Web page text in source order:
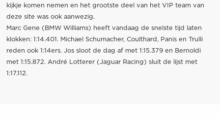
kijkje komen nemen en het grootste deel van het VIP team van
deze site was ook aanwezig.
Marc Gene (BMW Williams) heeft vandaag de snelste tijd laten
klokken: 1:14.401. Michael Schumacher, Coulthard, Panis en Trulli
reden ook 1:14ers. Jos sloot de dag af met 1:15.379 en Bernoldi
met 1:15.872. André Lotterer (Jaguar Racing) sluit de lijst met
1:17.112.